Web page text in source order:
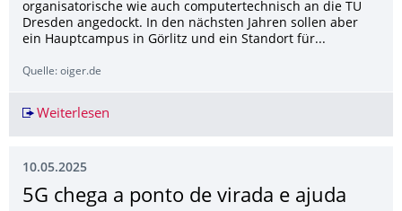
organisatorische wie auch computertechnisch an die TU
Dresden angedockt. In den nächsten Jahren sollen aber
ein Hauptcampus in Görlitz und ein Standort für...
Quelle: oiger.de
Weiterlesen
10.05.2025
5G chega a ponto de virada e ajuda